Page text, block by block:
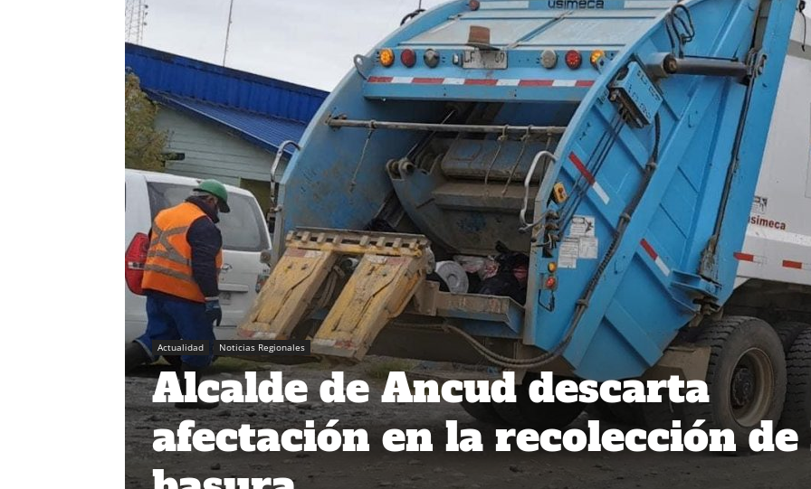
Actualidad Noticias Regionales
Alcalde de Ancud descarta
afectación en la recolección de